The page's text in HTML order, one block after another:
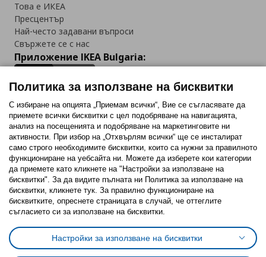
Това е ИКЕА
Пресцентър
Най-често задавани въпроси
Свържете се с нас
Приложение IKEA Bulgaria:
Последвайте ни:
FacebookTwitterYoutubePinterestInstagram
Политика за използване на бисквитки (Cookies)
Избор на настройки за използване на бисквитки
Условия за ползване на ikea.bgОбща политика за личните данни
Политика за защита на личните данни на ikea.bg
Политика за използване на бисквитки
С избиране на опцията „Приемам всички“, Вие се съгласявате да
приемете всички бисквитки с цел подобряване на навигацията,
анализ на посещенията и подобряване на маркетинговите ни
активности. При избор на „Отхвърлям всички“ ще се инсталират
само строго необходимитe бисквитки, които са нужни за правилното
функциониране на уебсайта ни. Можете да изберете кои категории
да приемете като кликнете на "Настройки за използване на
бисквитки". За да видите пълната ни Политика за използване на
бисквитки, кликнете тук. За правилно функциониране на
бисквитките, опреснете страницата в случай, че оттеглите
съгласието си за използване на бисквитки.
Настройки за използване на бисквитки